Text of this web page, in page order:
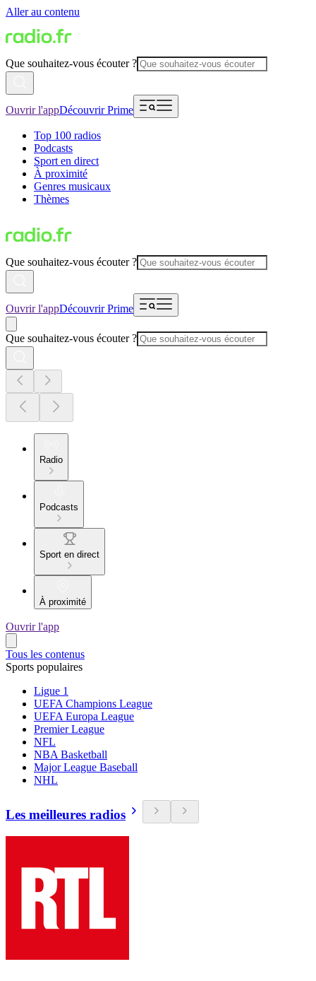
Aller au contenu
Que souhaitez-vous écouter ?
Ouvrir l'appDécouvrir Prime
Top 100 radios
Podcasts
Sport en direct
À proximité
Genres musicaux
Thèmes
Que souhaitez-vous écouter ?
Ouvrir l'appDécouvrir Prime
Que souhaitez-vous écouter ?
Radio
Podcasts
Sport en direct
À proximité
Ouvrir l'app
Tous les contenus
Sports populaires
Ligue 1
UEFA Champions League
UEFA Europa League
Premier League
NFL
NBA Basketball
Major League Baseball
NHL
Les meilleures radios